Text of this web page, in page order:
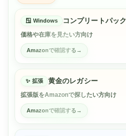
Windows コンプリートパック
価格や在庫を見たい方向け
Amazonで確認する
拡張 黄金のレガシー
拡張版をAmazonで探したい方向け
Amazonで確認する